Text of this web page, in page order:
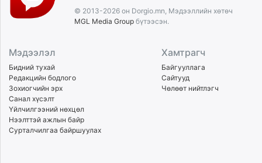
© 2013-2026 он Dorgio.mn, Мэдээллийн хөтөч
MGL Media Group бүтээсэн.
Мэдээлэл
Бидний тухай
Редакцийн бодлого
Зохиогчийн эрх
Санал хүсэлт
Үйлчилгээний нөхцөл
Нээлттэй ажлын байр
Сурталчилгаа байршуулах
Хамтрагч
Байгууллага
Сайтууд
Чөлөөт нийтлэгч